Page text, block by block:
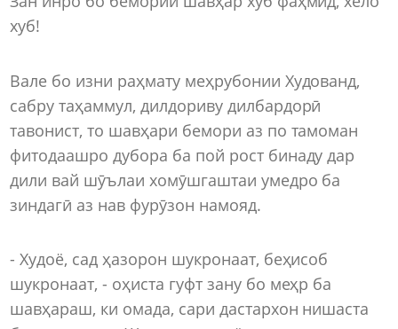
хуб!
Вале бо изни раҳмату меҳрубонии Худованд,
сабру таҳаммул, дилдориву дилбардорӣ
тавонист, то шавҳари бемори аз по тамоман
фитодаашро дубора ба пой рост бинаду дар
дили вай шӯълаи хомӯшгаштаи умедро ба
зиндагӣ аз нав фурӯзон намояд.
- Худоё, сад ҳазорон шукронаат, беҳисоб
шукронаат, - оҳиста гуфт зану бо меҳр ба
шавҳараш, ки омада, сари дастархон нишаста